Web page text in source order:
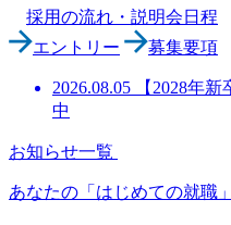
採用の流れ・説明会日程
エントリー
募集要項
2026.08.05 【2028年
中
お知らせ一覧
あなたの「はじめての就職